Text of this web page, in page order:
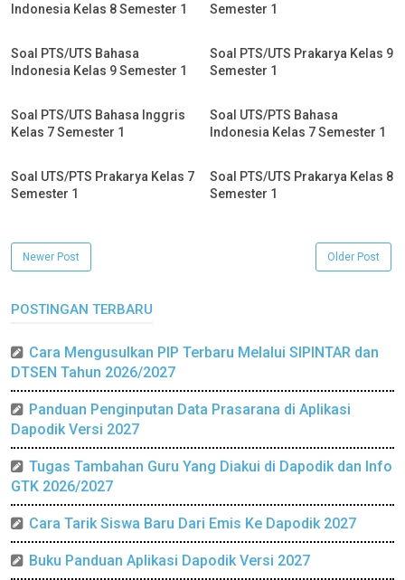
Indonesia Kelas 8 Semester 1
Semester 1
Soal PTS/UTS Bahasa
Indonesia Kelas 9 Semester 1
Soal PTS/UTS Prakarya Kelas 9
Semester 1
Soal PTS/UTS Bahasa Inggris
Kelas 7 Semester 1
Soal UTS/PTS Bahasa
Indonesia Kelas 7 Semester 1
Soal UTS/PTS Prakarya Kelas 7
Semester 1
Soal PTS/UTS Prakarya Kelas 8
Semester 1
Newer Post Older Post
POSTINGAN TERBARU
Cara Mengusulkan PIP Terbaru Melalui SIPINTAR dan
DTSEN Tahun 2026/2027
Panduan Penginputan Data Prasarana di Aplikasi
Dapodik Versi 2027
Tugas Tambahan Guru Yang Diakui di Dapodik dan Info
GTK 2026/2027
Cara Tarik Siswa Baru Dari Emis Ke Dapodik 2027
Buku Panduan Aplikasi Dapodik Versi 2027